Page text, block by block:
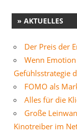
» AKTUELLES
Der Preis der
Wenn
Gefühlsstrategie
FOMO als
Alles für die
Große
Kinotreiber im